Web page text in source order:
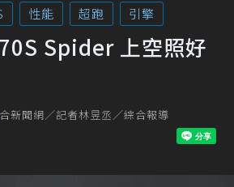
性能 超跑 引擎
Spider 上空照好
新聞網／記者林昱丞／綜合報導